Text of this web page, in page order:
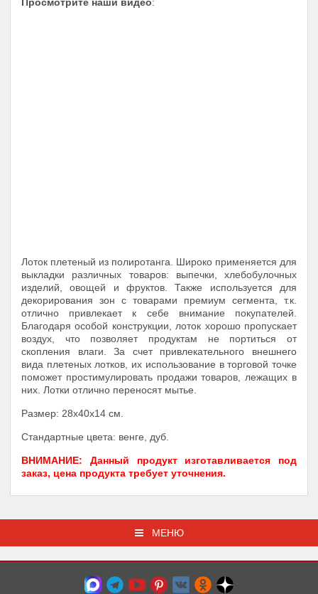
Лоток плетеный из полиротанга. Широко применяется для
выкладки различных товаров: выпечки, хлебобулочных
изделий, овощей и фруктов. Также используется для
декорирования зон с товарами премиум сегмента, т.к.
отлично привлекает к себе внимание покупателей.
Благодаря особой конструкции, лоток хорошо пропускает
воздух, что позволяет продуктам не портиться от
скопления влаги. За счет привлекательного внешнего
вида плетеных лотков, их использование в торговой точке
поможет простимулировать продажи товаров, лежащих в
них. Лотки отлично переносят мытье.
Размер: 28х40х14 cм.
Стандартные цвета: венге, дуб.
ВНИМАНИЕ: Данный продукт изготавливается под
заказ, цена продукта требует уточнения.
МЕНЮ